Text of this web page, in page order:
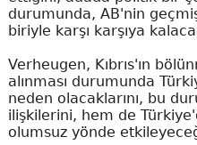
durumunda, AB'nin
biriyle karşı karşıya
Verheugen, Kıbrıs'ın
alınması durumunda
neden olacaklarını, bu
ilişkilerini, hem de
olumsuz yönde